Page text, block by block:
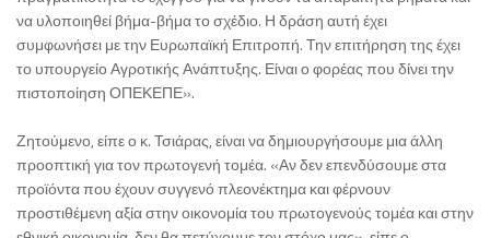
να υλοποιηθεί βήμα-βήμα το σχέδιο. Η δράση αυτή έχει
συμφωνήσει με την Ευρωπαϊκή Επιτροπή. Την επιτήρηση της έχει
το υπουργείο Αγροτικής Ανάπτυξης. Είναι ο φορέας που δίνει την
πιστοποίηση ΟΠΕΚΕΠΕ».
Ζητούμενο, είπε ο κ. Τσιάρας, είναι να δημιουργήσουμε μια άλλη
προοπτική για τον πρωτογενή τομέα. «Αν δεν επενδύσουμε στα
προϊόντα που έχουν συγγενό πλεονέκτημα και φέρνουν
προστιθέμενη αξία στην οικονομία του πρωτογενούς τομέα και στην